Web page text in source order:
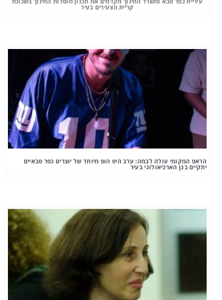
קריית הצעירים בעיר
הראפ המקומי עולה לבמה: ערב היפ הופ מיוחד של יוצרים כפר סבאיים
יתקיים בגן הארכיאולוגי בעיר